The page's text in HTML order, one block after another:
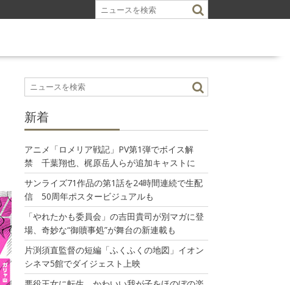
新着
アニメ「ロメリア戦記」PV第1弾でボイス解
禁 千葉翔也、梶原岳人らが追加キャストに
サンライズ71作品の第1話を24時間連続で生配
信 50周年ポスタービジュアルも
「やれたかも委員会」の吉田貴司が別マガに登
場、奇妙な“御贖事処”が舞台の新連載も
片渕須直監督の短編「ふくふくの地図」イオン
シネマ5館でダイジェスト上映